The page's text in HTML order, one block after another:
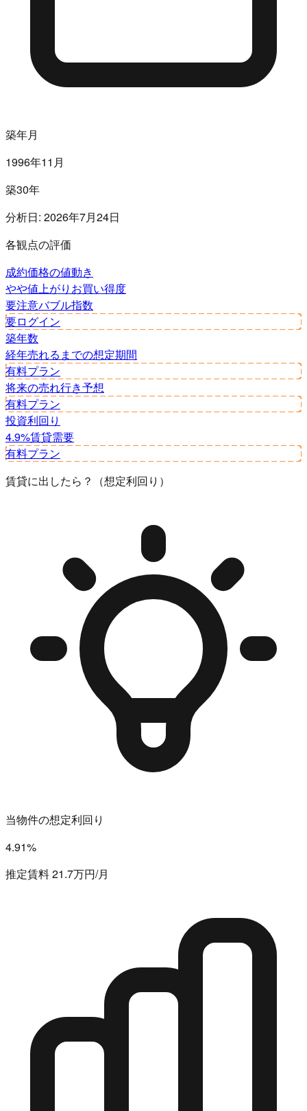
築年月
1996年11月
築30年
分析日: 2026年7月24日
各観点の評価
成約価格の値動き
やや値上がり お買い得度
要注意バブル指数
要ログイン
築年数
経年売れるまでの想定期間
有料プラン
将来の売れ行き予想
有料プラン
投資利回り
4.9%賃貸需要
有料プラン
賃貸に出したら？（想定利回り）
当物件の想定利回り
4.91%
推定賃料 21.7万円/月